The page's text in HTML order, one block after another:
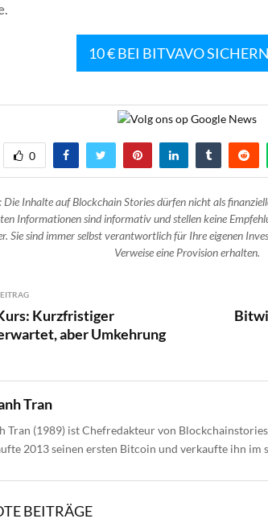
10 € BEI BITVAVO SICHERN
0
Die Inhalte auf Blockchain Stories dürfen nicht als
Informationen sind informativ und stellen keine
Sie sind immer selbst verantwortlich für Ihre eigenen
Verweise eine Provision erhalten.
Kurzfristiger
aber Umkehrung
Tran
Tran (1989) ist Chefredakteur von
2013 seinen ersten Bitcoin und verkaufte ihn im
BEITRÄGE